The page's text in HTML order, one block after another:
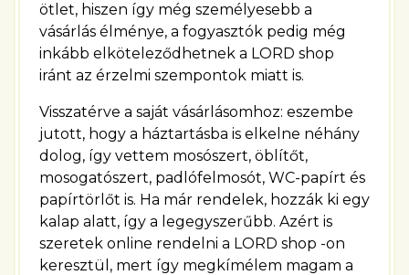
ötlet, hiszen így még személyesebb a
vásárlás élménye, a fogyasztók pedig még
inkább elköteleződhetnek a LORD shop
iránt az érzelmi szempontok miatt is.
Visszatérve a saját vásárlásomhoz: eszembe
jutott, hogy a háztartásba is elkelne néhány
dolog, így vettem mosószert, öblítőt,
mosogatószert, padlófelmosót, WC-papírt és
papírtörlőt is. Ha már rendelek, hozzák ki egy
kalap alatt, így a legegyszerűbb. Azért is
szeretek online rendelni a LORD shop -on
keresztül, mert így megkímélem magam a